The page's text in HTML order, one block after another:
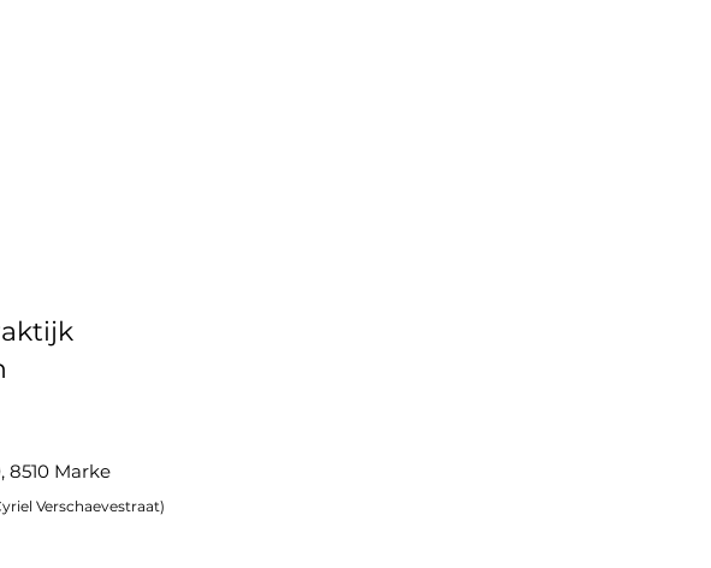
8510 Marke
Verschaevestraat)